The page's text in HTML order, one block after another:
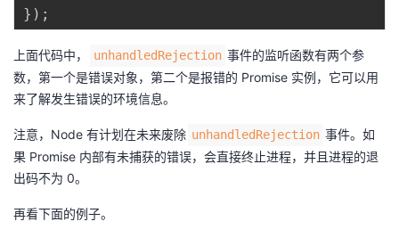
} ) ;
上面代码中， unhandledRejection 事件的监听函数有两个参
数，第一个是错误对象，第二个是报错的 Promise 实例，它可以用
来了解发生错误的环境信息。
注意，Node 有计划在未来废除 unhandledRejection 事件。如
果 Promise 内部有未捕获的错误，会直接终止进程，并且进程的退
出码不为 0。
再看下面的例子。